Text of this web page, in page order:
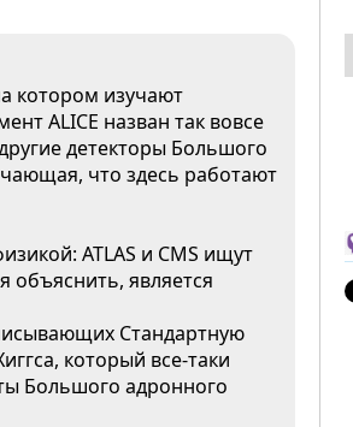
котором изучают
ALICE назван так вовсе
детекторы Большого
что здесь работают
ATLAS и CMS ищут
объяснить, является
Стандартную
который все-таки
Большого адронного